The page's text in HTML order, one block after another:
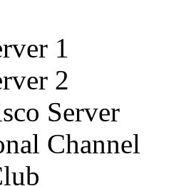
1
2
Server
Channel